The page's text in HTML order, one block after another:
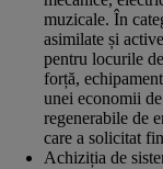
muzicale. În
asimilate și
pentru locurile
forță,
unei economii
regenerabile de
care a solicitat
Achiziția de